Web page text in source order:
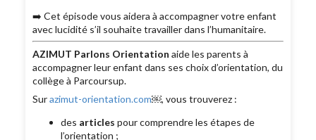
➡️ Cet épisode vous aidera à accompagner votre enfant
avec lucidité s’il souhaite travailler dans l’humanitaire.
AZIMUT Parlons Orientation aide les parents à
accompagner leur enfant dans ses choix d’orientation, du
collège à Parcoursup.
Surazimut-orientation.com￼, vous trouverez :
des articles pour comprendre les étapes de
l’orientation ;